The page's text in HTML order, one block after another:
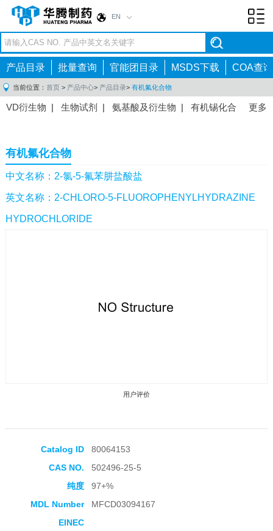
EN
产品目录 批量查询 官能团目录 MSDS下载 COA查询
当前位置： 首页 > 产品中心> 产品目录> 有机氟化合物
更多
VD衍生物 | 生物试剂 | 氨基酸及衍生物 | 有机锡化合
间体|抗高血压药物中间体
感染药物中间体|
体 |抗精神病药物中间体|抗炎药物中间体
药中间体|其他原料药中间体|
有机氟化合物
中文名称：2-氯-5-氟苯肼盐酸盐
英文名称：2-CHLORO-5-FLUOROPHENYLHYDRAZINE
HYDROCHLORIDE
用户评价
Catalog ID
80064153
CAS NO.
502496-25-5
纯度
97+%
MDL Number
MFCD03094167
EINEC